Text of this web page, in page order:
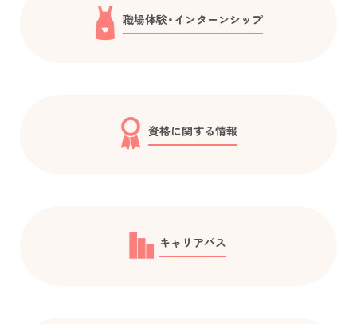
職場体験・インターンシップ
資格に関する情報
キャリアパス